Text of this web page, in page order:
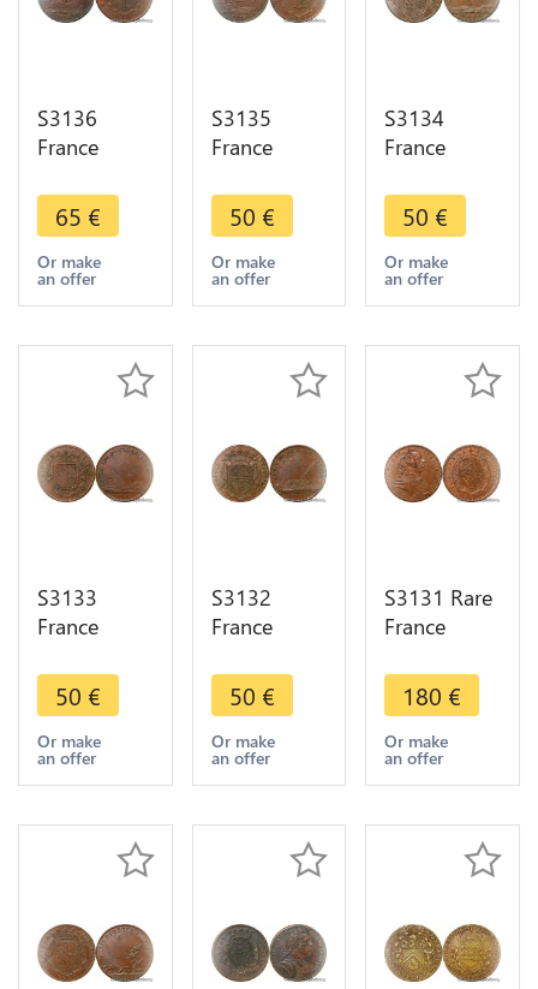
S3136
France
Etats
Bourgogne
Louis XV Sic
Me Fata
1737
65 €
Or make
an offer
S3135
France
Etats
Bourgogne
Louis XIV
Iam
Ortu 1713 -
>M offer
50 €
Or make
an offer
S3134
France
Etats
Bourgogne
Louis XIV
Orbi Lux
- Faire Offre
50 €
Or make
an offer
S3133
France
Etats
Bourgogne
Louis XV
Vos Me
Beabit
1719->M
50 €
Or make
an offer
S3132
France
Etats
Bourgogne
Louis XV
Regit Me Et
Orbem 172
50 €
Or make
an offer
S3131 Rare
France
Etats
Bourgogne
Louis XV
Comitia
1743 FDC
180 €
Or make
an offer